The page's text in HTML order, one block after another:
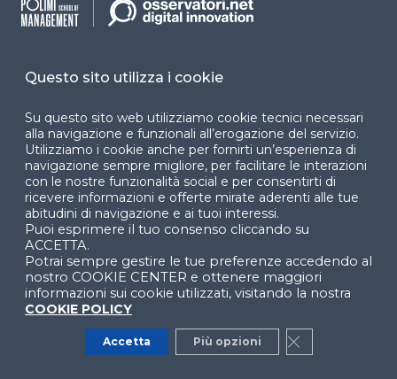
Innovation
Il lavoro ai tempi dell'AI: come cambiano i
processi HR e i modelli di Smart Working
(2026)
PROGRAMMA TEMATICO
HR, lavoro e AI: cambiamenti, sfide e
nuove opportunità
WEBINAR
Sostenibilità e purpose: come può agire
la Direzione HR?
Questo sito utilizza i cookie
Su questo sito web utilizziamo cookie tecnici necessari
alla navigazione e funzionali all’erogazione del servizio.
Utilizziamo i cookie anche per fornirti un’esperienza di
navigazione sempre migliore, per facilitare le interazioni
con le nostre funzionalità social e per consentirti di
ricevere informazioni e offerte mirate aderenti alle tue
abitudini di navigazione e ai tuoi interessi.
Puoi esprimere il tuo consenso cliccando su
ACCETTA.
Potrai sempre gestire le tue preferenze accedendo al
nostro COOKIE CENTER e ottenere maggiori
informazioni sui cookie utilizzati, visitando la nostra
COOKIE POLICY
Accetta Più opzioni Close GDPR